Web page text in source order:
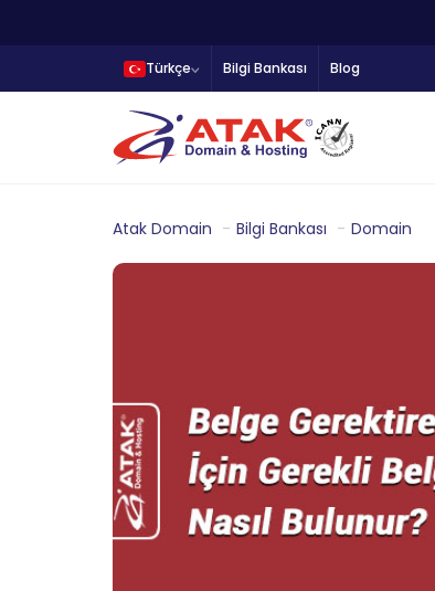
Türkçe Bilgi Bankası Blog
Atak Domain Bilgi Bankası Domain